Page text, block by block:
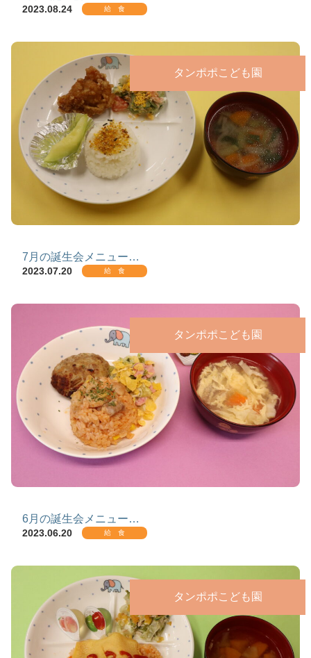
2023.08.24 給 食
タンポポこども園
7月の誕生会メニュー…
2023.07.20 給 食
タンポポこども園
6月の誕生会メニュー…
2023.06.20 給 食
タンポポこども園